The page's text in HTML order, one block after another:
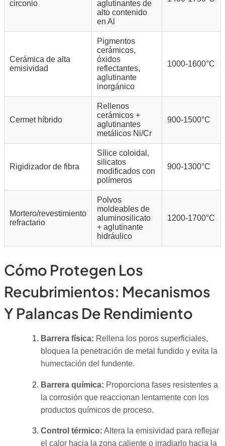
circonio
aglutinantes de
alto contenido
en Al
Cerámica de alta
emisividad
Pigmentos
cerámicos,
óxidos
reflectantes,
aglutinante
inorgánico
1000-1600°C
Cermet híbrido
Rellenos
cerámicos +
aglutinantes
metálicos Ni/Cr
900-1500°C
Rigidizador de fibra
Sílice coloidal,
silicatos
modificados con
polímeros
900-1300°C
Mortero/revestimiento
refractario
Polvos
moldeables de
aluminosilicato
+ aglutinante
hidráulico
1200-1700°C
Cómo Protegen Los
Recubrimientos: Mecanismos
Y Palancas De Rendimiento
Barrera física: Rellena los poros superficiales,
bloquea la penetración de metal fundido y evita la
humectación del fundente.
Barrera química: Proporciona fases resistentes a
la corrosión que reaccionan lentamente con los
productos químicos de proceso.
Control térmico: Altera la emisividad para reflejar
el calor hacia la zona caliente o irradiarlo hacia la